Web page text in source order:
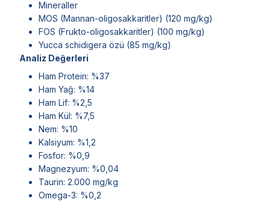
Mineraller
MOS (Mannan-oligosakkaritler) (120 mg/kg)
FOS (Frukto-oligosakkaritler) (100 mg/kg)
Yucca schidigera özü (85 mg/kg)
Analiz Değerleri
Ham Protein: %37
Ham Yağ: %14
Ham Lif: %2,5
Ham Kül: %7,5
Nem: %10
Kalsiyum: %1,2
Fosfor: %0,9
Magnezyum: %0,04
Taurin: 2.000 mg/kg
Omega-3: %0,2